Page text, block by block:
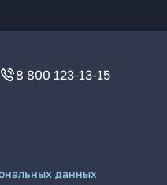
8 800 123-13-15
данных